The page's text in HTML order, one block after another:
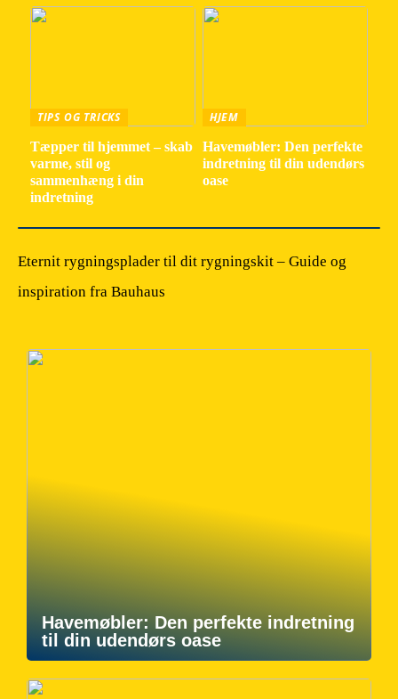
TIPS OG TRICKS
Tæpper til hjemmet – skab
varme, stil og
sammenhæng i din
indretning
HJEM
Havemøbler: Den perfekte
indretning til din udendørs
oase
Eternit rygningsplader til dit rygningskit – Guide og
inspiration fra Bauhaus
Havemøbler: Den perfekte indretning
til din udendørs oase